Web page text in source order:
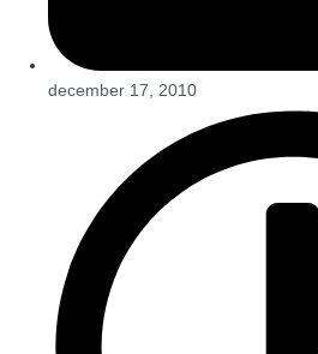
december 17, 2010